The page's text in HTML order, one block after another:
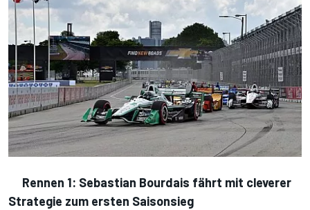
Rennen 1: Sebastian Bourdais fährt mit cleverer
Strategie zum ersten Saisonsieg